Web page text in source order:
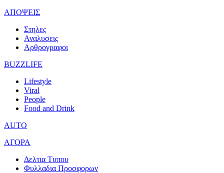
ΑΠΟΨΕΙΣ
Στηλες
Αναλυσεις
Αρθρογραφοι
BUZZLIFE
Lifestyle
Viral
People
Food and Drink
AUTO
ΑΓΟΡΑ
Δελτια Τυπου
Φυλλαδια Προσφορων